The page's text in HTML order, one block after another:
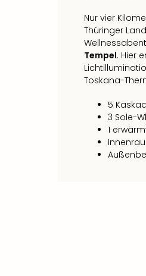
Nur vier
Thüringer
Tempel. Hier
Toskana-
5
3 Sole-
1